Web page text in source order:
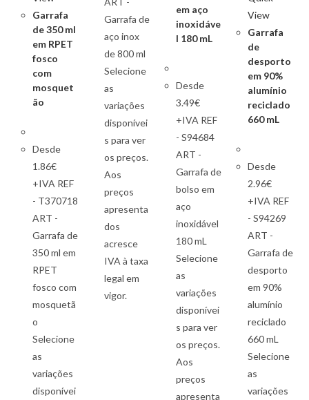
Garrafa
de 350 ml
em RPET
fosco
com
mosquet
ão
Desde
1.86€
+IVA REF
- T370718
ART -
Garrafa de
350 ml em
RPET
fosco com
mosquetã
o
Selecione
as
variações
disponívei
Garrafa de
aço inox
de 800 ml
Selecione
as
variações
disponívei
s para ver
os preços.
Aos
preços
apresenta
dos
acresce
IVA à taxa
legal em
vigor.
em aço
inoxidáve
l 180 mL
Desde
3.49€
+IVA REF
- S94684
ART -
Garrafa de
bolso em
aço
inoxidável
180 mL
Selecione
as
variações
disponívei
s para ver
os preços.
Aos
preços
apresenta
View
Garrafa
de
desporto
em 90%
alumínio
reciclado
660 mL
Desde
2.96€
+IVA REF
- S94269
ART -
Garrafa de
desporto
em 90%
alumínio
reciclado
660 mL
Selecione
as
variações